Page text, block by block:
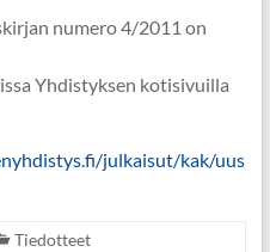
numero 4/2011 on
Yhdistyksen kotisivuilla
julkaisut/kak/uus
Tiedotteet